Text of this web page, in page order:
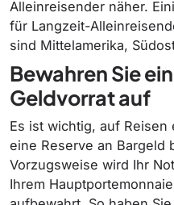
Alleinreisender näher.
für Langzeit-
sind Mittelamerika,
Bewahren Sie
Geldvorrat auf
Es ist wichtig, auf
eine Reserve an Bargeld
Vorzugsweise wird Ihr
Ihrem